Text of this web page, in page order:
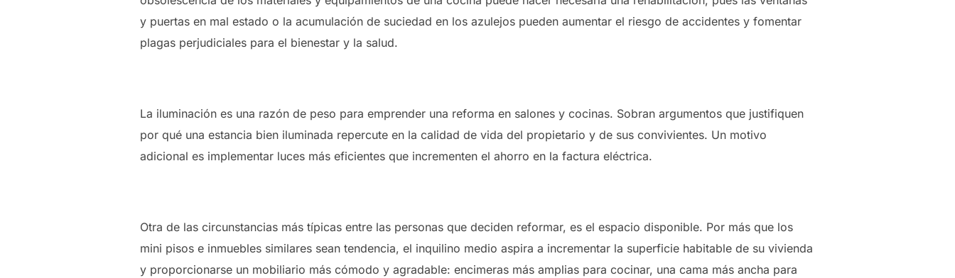
y puertas en mal estado o la acumulación de suciedad en los azulejos pueden aumentar el riesgo de accidentes y fomentar
plagas perjudiciales para el bienestar y la salud.
La iluminación es una razón de peso para emprender una reforma en salones y cocinas. Sobran argumentos que justifiquen
por qué una estancia bien iluminada repercute en la calidad de vida del propietario y de sus convivientes. Un motivo
adicional es implementar luces más eficientes que incrementen el ahorro en la factura eléctrica.
Otra de las circunstancias más típicas entre las personas que deciden reformar, es el espacio disponible. Por más que los
mini pisos e inmuebles similares sean tendencia, el inquilino medio aspira a incrementar la superficie habitable de su vivienda
y proporcionarse un mobiliario más cómodo y agradable: encimeras más amplias para cocinar, una cama más ancha para